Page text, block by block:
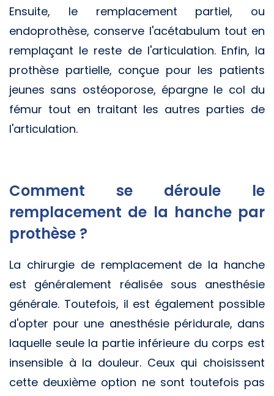
Ensuite, le remplacement partiel, ou
endoprothèse, conserve l'acétabulum tout en
remplaçant le reste de l'articulation. Enfin, la
prothèse partielle, conçue pour les patients
jeunes sans ostéoporose, épargne le col du
fémur tout en traitant les autres parties de
l'articulation.
Comment se déroule le
remplacement de la hanche par
prothèse ?
La chirurgie de remplacement de la hanche
est généralement réalisée sous anesthésie
générale. Toutefois, il est également possible
d'opter pour une anesthésie péridurale, dans
laquelle seule la partie inférieure du corps est
insensible à la douleur. Ceux qui choisissent
cette deuxième option ne sont toutefois pas